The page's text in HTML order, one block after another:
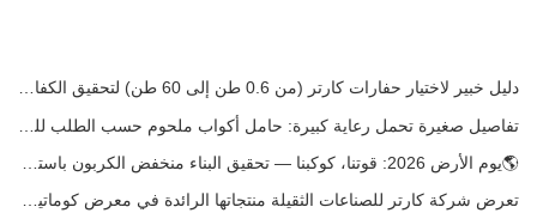
دليل خبير لاختيار حفارات كارتر (من 0.6 طن إلى 60 طن) لتحقيق الكفاءة المثلى في موقع العمل
تعرض شركة كارتر للصناعات الثقيلة منتجاتها الرائدة في معرض كوماتيك الدولي 2026 في تركيا.